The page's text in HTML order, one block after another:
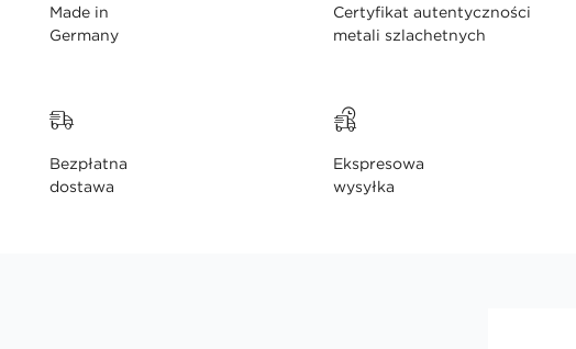
Made in
Germany
Certyfikat autentyczności
metali szlachetnych
Bezpłatna
dostawa
Ekspresowa
wysyłka